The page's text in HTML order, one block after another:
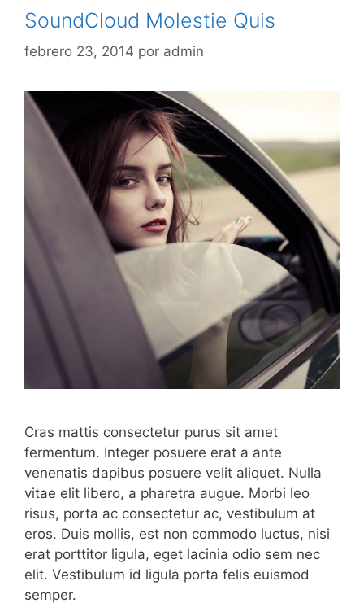
SoundCloud Molestie Quis
febrero 23, 2014 por admin
Cras mattis consectetur purus sit amet
fermentum. Integer posuere erat a ante
venenatis dapibus posuere velit aliquet. Nulla
vitae elit libero, a pharetra augue. Morbi leo
risus, porta ac consectetur ac, vestibulum at
eros. Duis mollis, est non commodo luctus, nisi
erat porttitor ligula, eget lacinia odio sem nec
elit. Vestibulum id ligula porta felis euismod
semper.